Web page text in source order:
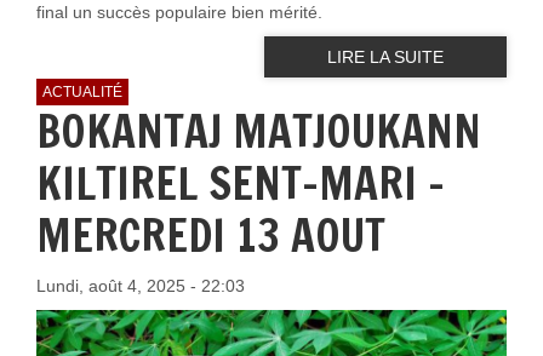
final un succès populaire bien mérité.
LIRE LA SUITE
ACTUALITÉ
BOKANTAJ MATJOUKANN
KILTIREL SENT-MARI -
MERCREDI 13 AOUT
Lundi, août 4, 2025 - 22:03